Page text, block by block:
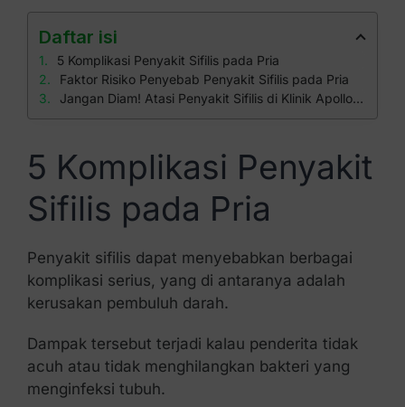
Daftar isi
5 Komplikasi Penyakit Sifilis pada Pria
Faktor Risiko Penyebab Penyakit Sifilis pada Pria
Jangan Diam! Atasi Penyakit Sifilis di Klinik Apollo sebelum Parah
5 Komplikasi Penyakit
Sifilis pada Pria
Penyakit sifilis dapat menyebabkan berbagai
komplikasi serius, yang di antaranya adalah
kerusakan pembuluh darah.
Dampak tersebut terjadi kalau penderita tidak
acuh atau tidak menghilangkan bakteri yang
menginfeksi tubuh.